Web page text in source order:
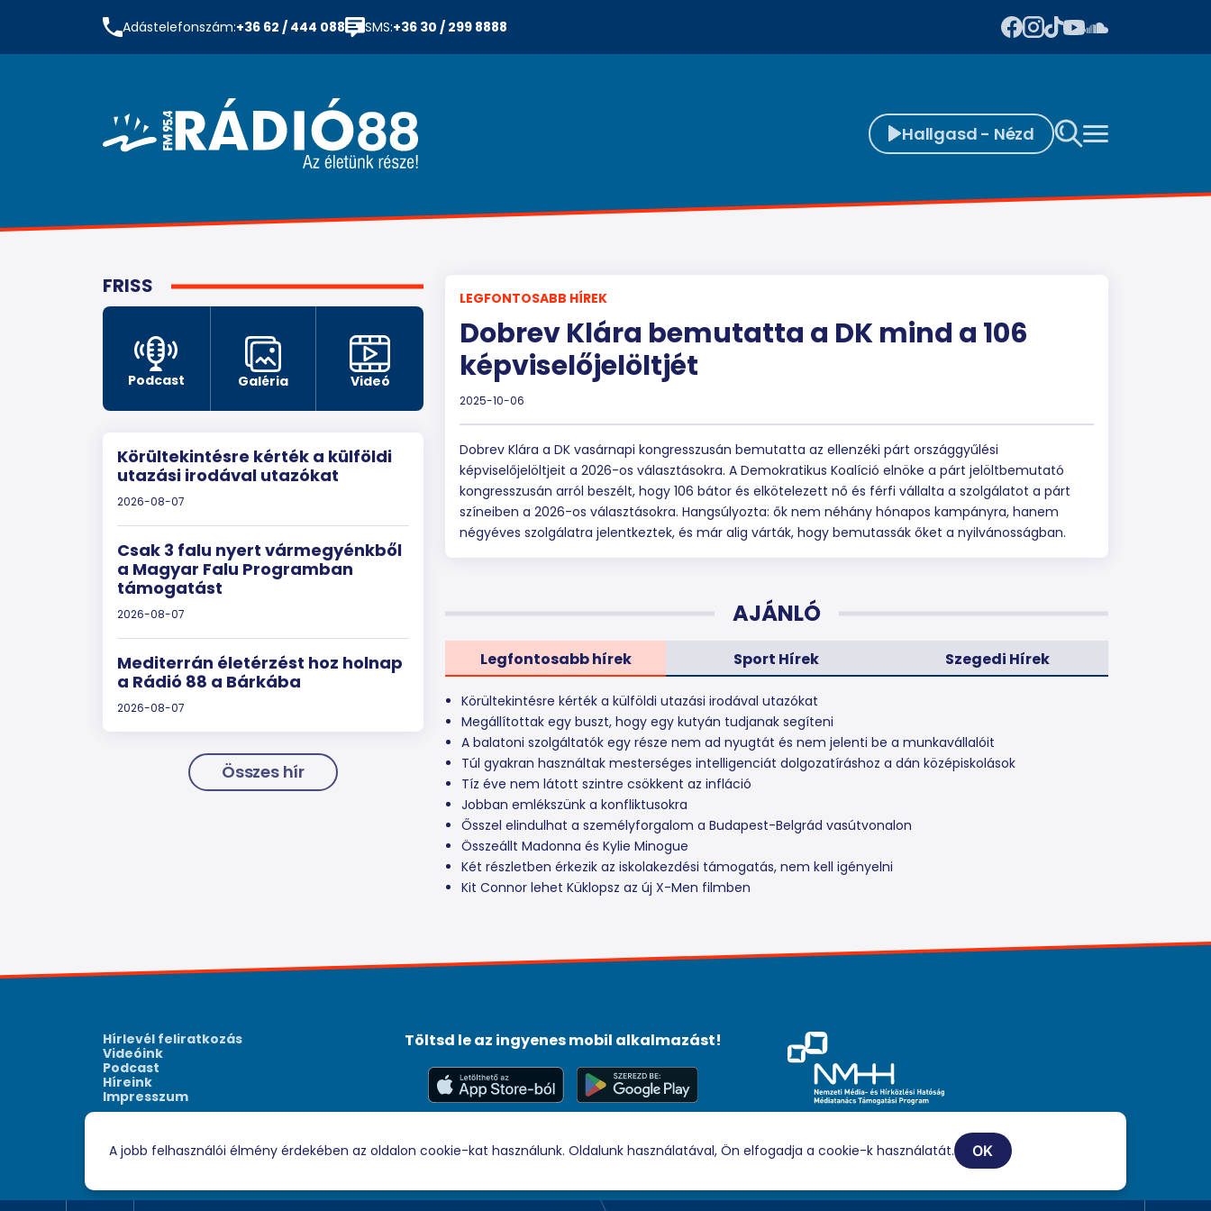
Adástelefonszám:+36 62 / 444 088 SMS:+36 30 / 299 8888
Hallgasd - Nézd
FRISS
Podcast Galéria Videó
Körültekintésre kérték a külföldi
utazási irodával utazókat
2026-08-07
Csak 3 falu nyert vármegyénkből
a Magyar Falu Programban
támogatást
2026-08-07
Mediterrán életérzést hoz holnap
a Rádió 88 a Bárkába
2026-08-07
Összes hír
LEGFONTOSABB HÍREK
Dobrev Klára bemutatta a DK mind a 106
képviselőjelöltjét
2025-10-06
Dobrev Klára a DK vasárnapi kongresszusán bemutatta az ellenzéki párt országgyűlési
képviselőjelöltjeit a 2026-os választásokra. A Demokratikus Koalíció elnöke a párt jelöltbemutató
kongresszusán arról beszélt, hogy 106 bátor és elkötelezett nő és férfi vállalta a szolgálatot a párt
színeiben a 2026-os választásokra. Hangsúlyozta: ők nem néhány hónapos kampányra, hanem
négyéves szolgálatra jelentkeztek, és már alig várták, hogy bemutassák őket a nyilvánosságban.
AJÁNLÓ
Legfontosabb hírek Sport Hírek Szegedi Hírek
Körültekintésre kérték a külföldi utazási irodával utazókat
Megállítottak egy buszt, hogy egy kutyán tudjanak segíteni
A balatoni szolgáltatók egy része nem ad nyugtát és nem jelenti be a munkavállalóit
Túl gyakran használtak mesterséges intelligenciát dolgozatíráshoz a dán középiskolások
Tíz éve nem látott szintre csökkent az infláció
Jobban emlékszünk a konfliktusokra
Ősszel elindulhat a személyforgalom a Budapest-Belgrád vasútvonalon
Összeállt Madonna és Kylie Minogue
Két részletben érkezik az iskolakezdési támogatás, nem kell igényelni
Kit Connor lehet Küklopsz az új X-Men filmben
Hírlevél feliratkozás
Videóink
Podcast
Híreink
Impresszum
Töltsd le az ingyenes mobil alkalmazást!
Támogatási Program keretében támogatja.
A jobb felhasználói élmény érdekében az oldalon cookie-kat használunk. Oldalunk használatával, Ön elfogadja a cookie-k használatát. OK